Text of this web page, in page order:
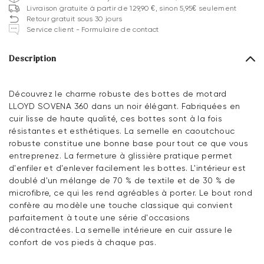
Livraison gratuite à partir de 129,90 €, sinon 5,95€ seulement
Retour gratuit sous 30 jours
Service client - Formulaire de contact
Description
Découvrez le charme robuste des bottes de motard
LLOYD SOVENA 360 dans un noir élégant. Fabriquées en
cuir lisse de haute qualité, ces bottes sont à la fois
résistantes et esthétiques. La semelle en caoutchouc
robuste constitue une bonne base pour tout ce que vous
entreprenez. La fermeture à glissière pratique permet
d'enfiler et d'enlever facilement les bottes. L'intérieur est
doublé d'un mélange de 70 % de textile et de 30 % de
microfibre, ce qui les rend agréables à porter. Le bout rond
confère au modèle une touche classique qui convient
parfaitement à toute une série d'occasions
décontractées. La semelle intérieure en cuir assure le
confort de vos pieds à chaque pas.